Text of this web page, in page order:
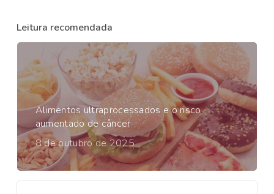
Leitura recomendada
Alimentos ultraprocessados e o risco
aumentado de câncer
8 de outubro de 2025